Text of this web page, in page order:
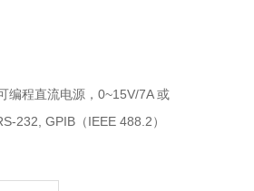
编程直流电源，0~15V/7A 或
232, GPIB（IEEE 488.2）